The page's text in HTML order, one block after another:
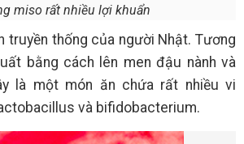
miso rất nhiều lợi khuẩn
truyền thống của người Nhật. Tương
bằng cách lên men đậu nành và
là một món ăn chứa rất nhiều vi
và bifidobacterium.